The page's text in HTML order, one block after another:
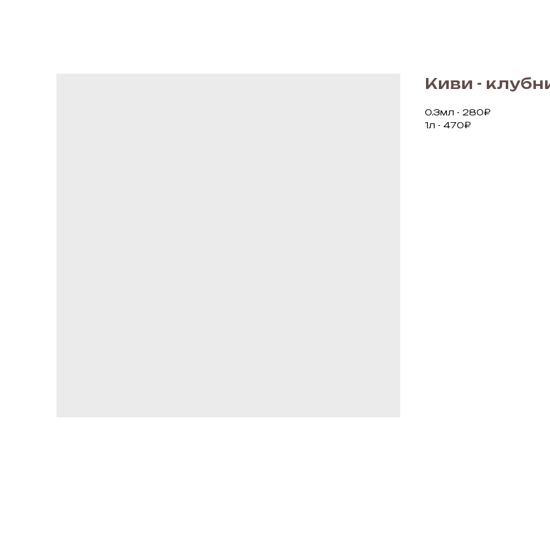
Киви -
0.3мл - 280₽
1л - 470₽